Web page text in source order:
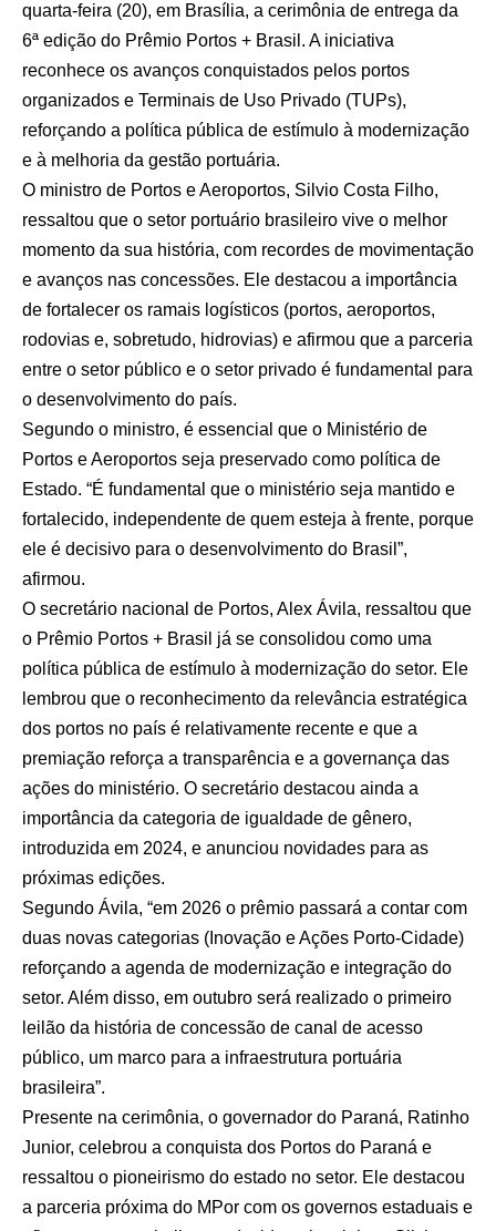
quarta-feira (20), em Brasília, a cerimônia de entrega da
6ª edição do Prêmio Portos + Brasil. A iniciativa
reconhece os avanços conquistados pelos portos
organizados e Terminais de Uso Privado (TUPs),
reforçando a política pública de estímulo à modernização
e à melhoria da gestão portuária.
O ministro de Portos e Aeroportos, Silvio Costa Filho,
ressaltou que o setor portuário brasileiro vive o melhor
momento da sua história, com recordes de movimentação
e avanços nas concessões. Ele destacou a importância
de fortalecer os ramais logísticos (portos, aeroportos,
rodovias e, sobretudo, hidrovias) e afirmou que a parceria
entre o setor público e o setor privado é fundamental para
o desenvolvimento do país.
Segundo o ministro, é essencial que o Ministério de
Portos e Aeroportos seja preservado como política de
Estado. “É fundamental que o ministério seja mantido e
fortalecido, independente de quem esteja à frente, porque
ele é decisivo para o desenvolvimento do Brasil”,
afirmou.
O secretário nacional de Portos, Alex Ávila, ressaltou que
o Prêmio Portos + Brasil já se consolidou como uma
política pública de estímulo à modernização do setor. Ele
lembrou que o reconhecimento da relevância estratégica
dos portos no país é relativamente recente e que a
premiação reforça a transparência e a governança das
ações do ministério. O secretário destacou ainda a
importância da categoria de igualdade de gênero,
introduzida em 2024, e anunciou novidades para as
próximas edições.
Segundo Ávila, “em 2026 o prêmio passará a contar com
duas novas categorias (Inovação e Ações Porto-Cidade)
reforçando a agenda de modernização e integração do
setor. Além disso, em outubro será realizado o primeiro
leilão da história de concessão de canal de acesso
público, um marco para a infraestrutura portuária
brasileira”.
Presente na cerimônia, o governador do Paraná, Ratinho
Junior, celebrou a conquista dos Portos do Paraná e
ressaltou o pioneirismo do estado no setor. Ele destacou
a parceria próxima do MPor com os governos estaduais e